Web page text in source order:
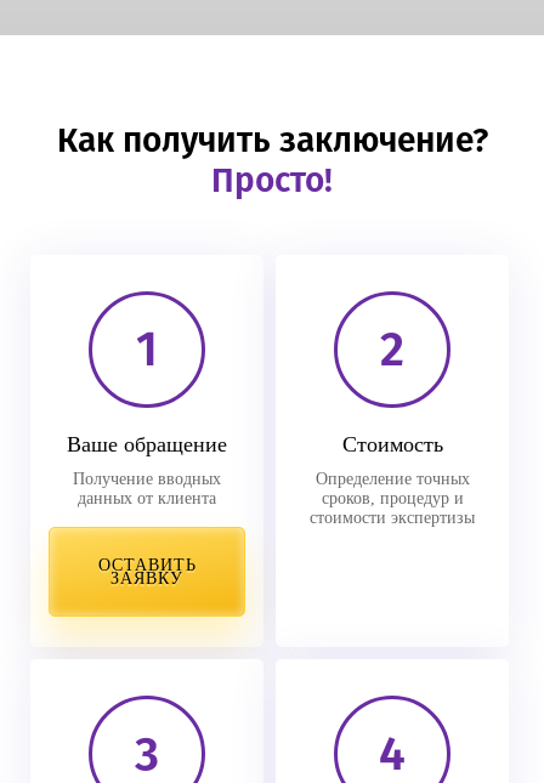
Как получить заключение?
Просто!
1
Ваше обращение
Получение вводных
данных от клиента
ОСТАВИТЬ
ЗАЯВКУ
2
Стоимость
Определение точных
сроков, процедур и
стоимости экспертизы
3 4